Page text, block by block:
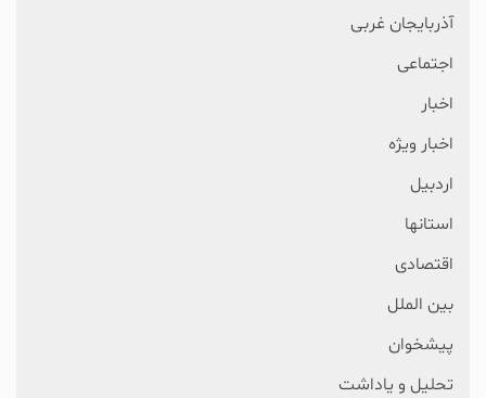
آذربایجان غربی
اجتماعی
اخبار
اخبار ویژه
اردبیل
استانها
اقتصادی
بین الملل
پیشخوان
تحلیل و یاداشت